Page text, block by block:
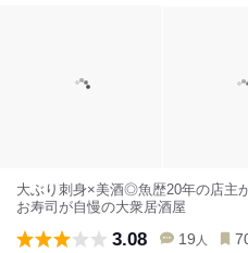
大ぶり刺身×美酒◎魚歴20年の店主
お寿司が自慢の大衆居酒屋
3.08 19 人